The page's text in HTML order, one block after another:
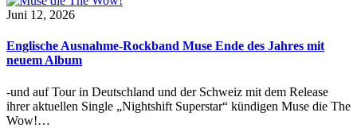
Juni 12, 2026
Englische Ausnahme-Rockband Muse Ende des Jahres mit
neuem Album
-und auf Tour in Deutschland und der Schweiz mit dem Release
ihrer aktuellen Single „Nightshift Superstar“ kündigen Muse die The
Wow!…